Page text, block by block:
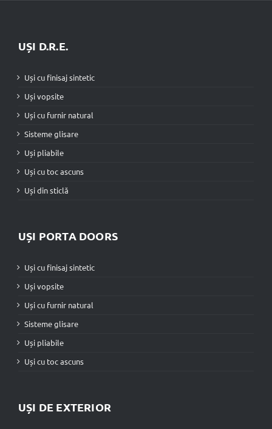
UȘI D.R.E.
Uși cu finisaj sintetic
Uși vopsite
Uși cu furnir natural
Sisteme glisare
Uși pliabile
Uși cu toc ascuns
Uși din sticlă
UȘI PORTA DOORS
Uși cu finisaj sintetic
Uși vopsite
Uși cu furnir natural
Sisteme glisare
Uși pliabile
Uși cu toc ascuns
UȘI DE EXTERIOR